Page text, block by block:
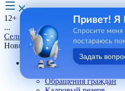
12+
...
Сельские поселения
Новотарманское СП
Андреевское СП
Обращения граждан
Привет! Я
Спросите меня
постараюсь
Задать